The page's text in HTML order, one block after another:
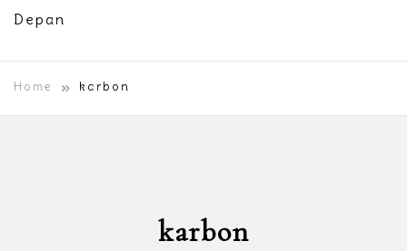
Depan
Home karbon
karbon